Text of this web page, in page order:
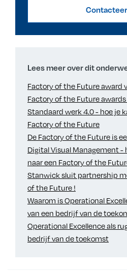
Lees meer over dit
Factory of the Future award
Factory of the Future
Standaard werk 4.0 - hoe je
Factory of the Future
De Factory of the Future is
Digital Visual Management -
naar een Factory of the
Stanwick sluit partnership
of the Future !
Waarom is Operational
van een bedrijf van de
Operational Excellence als
bedrijf van de toekomst